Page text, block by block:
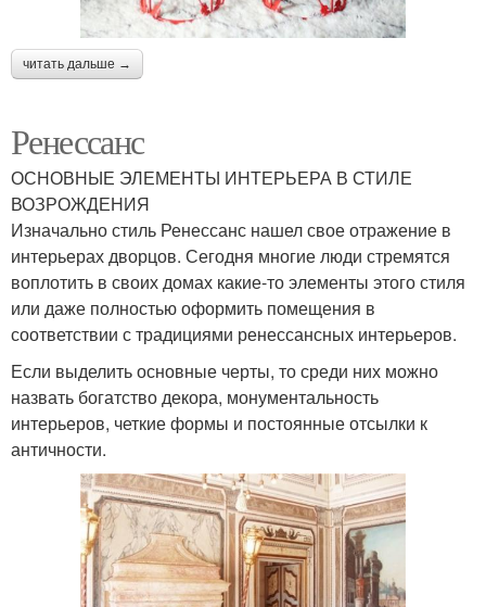
читать дальше →
Ренессанс
ОСНОВНЫЕ ЭЛЕМЕНТЫ ИНТЕРЬЕРА В СТИЛЕ
ВОЗРОЖДЕНИЯ
Изначально стиль Ренессанс нашел свое отражение в
интерьерах дворцов. Сегодня многие люди стремятся
воплотить в своих домах какие-то элементы этого стиля
или даже полностью оформить помещения в
соответствии с традициями ренессансных интерьеров.
Если выделить основные черты, то среди них можно
назвать богатство декора, монументальность
интерьеров, четкие формы и постоянные отсылки к
античности.